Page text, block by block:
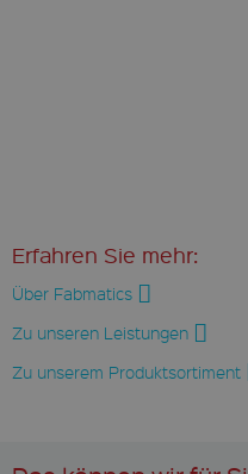
Erfahren Sie mehr:
Über Fabmatics
Zu unseren Leistungen
Zu unserem Produktsortiment